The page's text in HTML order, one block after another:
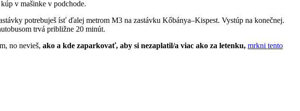
v mašinke v podchode.
potrebuješ ísť ďalej metrom M3 na zastávku Kőbánya–Kispest. Vystúp na konečnej.
trvá približne 20 minút.
no nevieš, ako a kde zaparkovať, aby si nezaplatil/a viac ako za letenku, mrkni tento